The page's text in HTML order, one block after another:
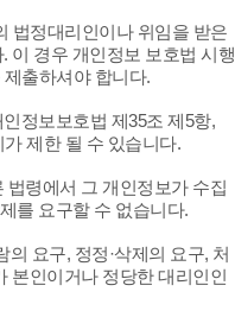
법정대리인이나 위임을 받은
이 경우 개인정보 보호법 시행
출하셔야 합니다.
정보보호법 제35조 제5항,
제한 될 수 있습니다.
령에서 그 개인정보가 수집
를 요구할 수 없습니다.
요구, 정정·삭제의 요구, 처
본인이거나 정당한 대리인인